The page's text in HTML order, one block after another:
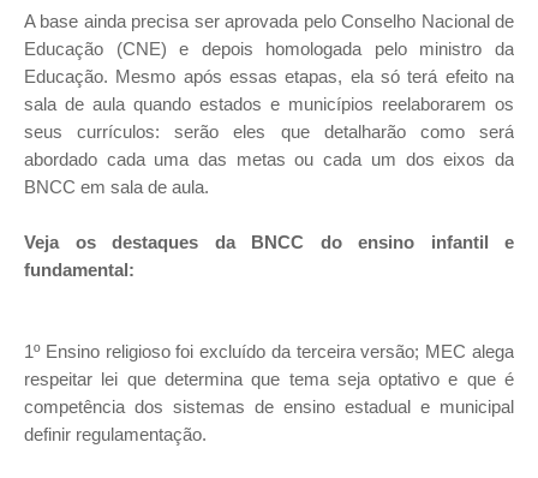
A base ainda precisa ser aprovada pelo Conselho Nacional de
Educação (CNE) e depois homologada pelo ministro da
Educação. Mesmo após essas etapas, ela só terá efeito na
sala de aula quando estados e municípios reelaborarem os
seus currículos: serão eles que detalharão como será
abordado cada uma das metas ou cada um dos eixos da
BNCC em sala de aula.
Veja os destaques da BNCC do ensino infantil e
fundamental:
1º Ensino religioso foi excluído da terceira versão; MEC alega
respeitar lei que determina que tema seja optativo e que é
competência dos sistemas de ensino estadual e municipal
definir regulamentação.